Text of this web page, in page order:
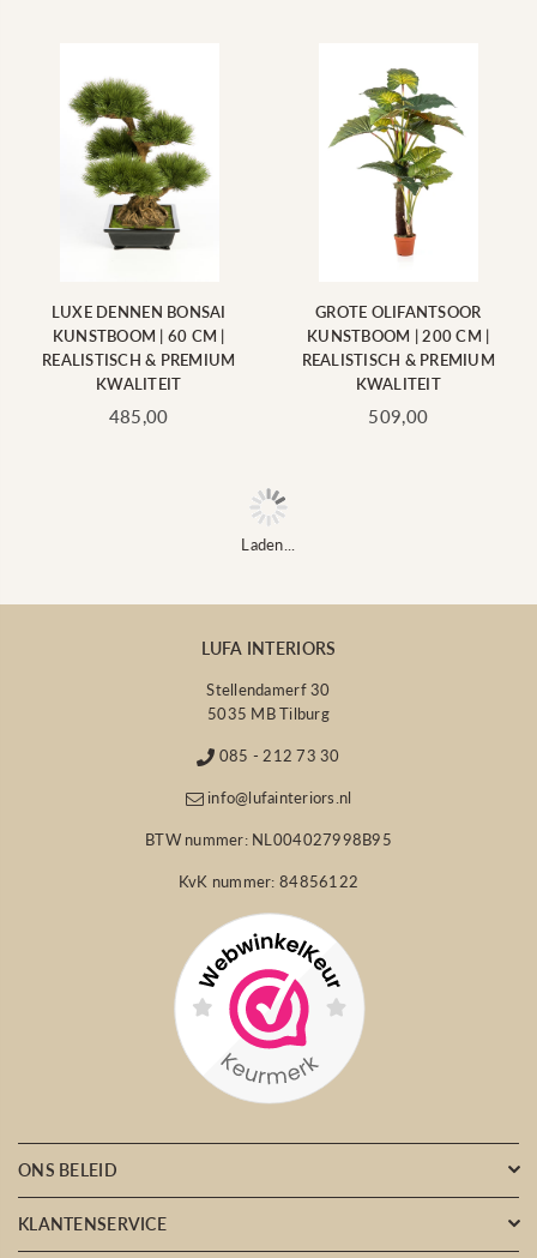
LUXE DENNEN BONSAI
KUNSTBOOM | 60 CM |
REALISTISCH & PREMIUM
KWALITEIT
Standaard
485,00
GROTE OLIFANTSOOR
KUNSTBOOM | 200 CM |
REALISTISCH & PREMIUM
KWALITEIT
Standaard
509,00
Laden...
LUFA INTERIORS
Stellendamerf 30
5035 MB Tilburg
085 - 212 73 30
info@lufainteriors.nl
BTW nummer: NL004027998B95
KvK nummer: 84856122
ONS BELEID
KLANTENSERVICE